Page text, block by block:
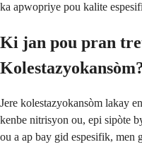
ka apwopriye pou kalite
Ki jan pou pran
Jere kolestazyokansòm lakay
kenbe nitrisyon ou, epi sipòte
ou a ap bay gid espesifik, men